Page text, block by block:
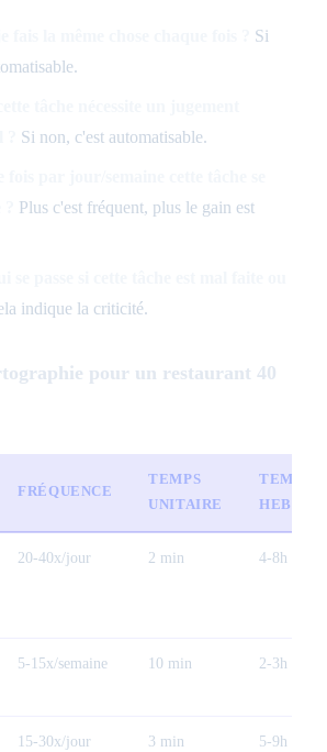
Si
Si non, c'est automatisable.
Plus c'est fréquent, plus le gain est
indique la criticité.
pour un restaurant 40
FRÉQUENCE
TEMPS
UNITAIRE
TEMPS
HEBDO
20-40x/jour 2 min 4-8h
5-15x/semaine 10 min 2-3h
15-30x/jour 3 min 5-9h